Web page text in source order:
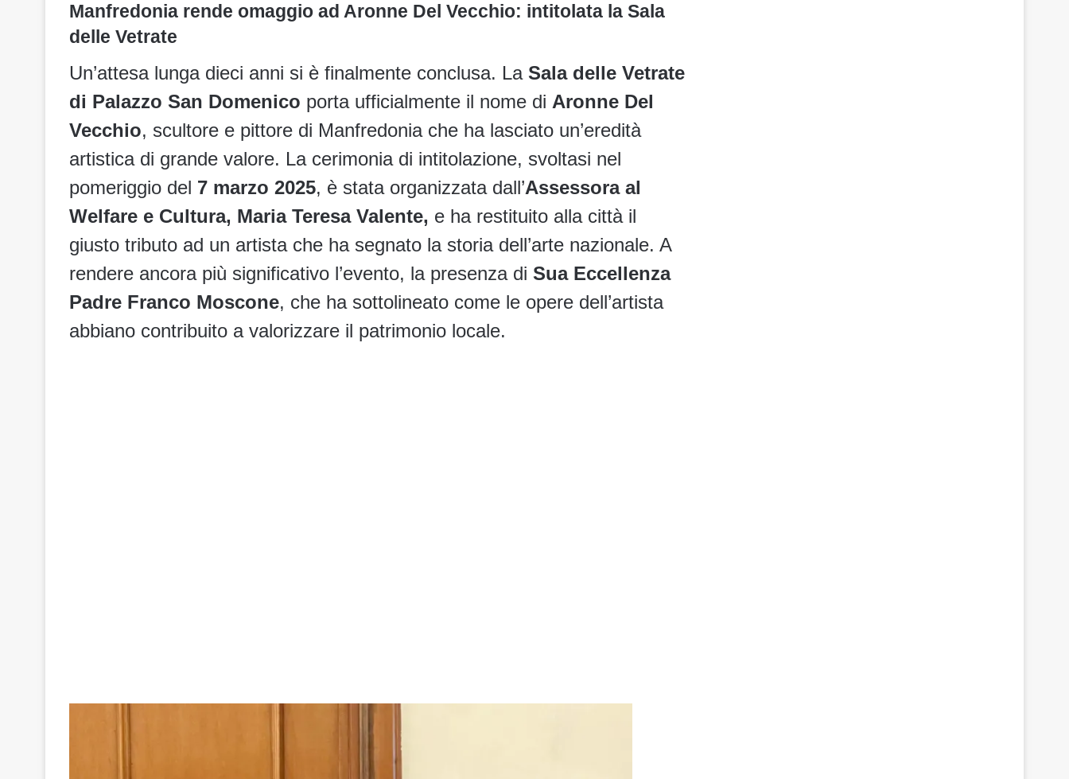
Manfredonia rende omaggio ad Aronne Del Vecchio: intitolata la Sala
delle Vetrate
Un’attesa lunga dieci anni si è finalmente conclusa. La Sala delle Vetrate
di Palazzo San Domenico porta ufficialmente il nome di Aronne Del
Vecchio, scultore e pittore di Manfredonia che ha lasciato un’eredità
artistica di grande valore. La cerimonia di intitolazione, svoltasi nel
pomeriggio del 7 marzo 2025, è stata organizzata dall’Assessora al
Welfare e Cultura, Maria Teresa Valente, e ha restituito alla città il
giusto tributo ad un artista che ha segnato la storia dell’arte nazionale. A
rendere ancora più significativo l’evento, la presenza di Sua Eccellenza
Padre Franco Moscone, che ha sottolineato come le opere dell’artista
abbiano contribuito a valorizzare il patrimonio locale.